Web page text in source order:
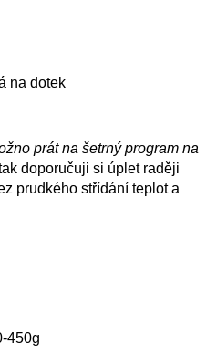
na dotek
prát na šetrný program na
doporučuji si úplet raději
prudkého střídání teplot a
450g